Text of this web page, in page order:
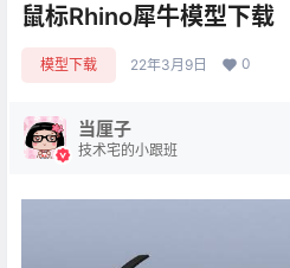
鼠标Rhino犀牛模型下载
模型下载 22年3月9日 0
当厘子
技术宅的小跟班